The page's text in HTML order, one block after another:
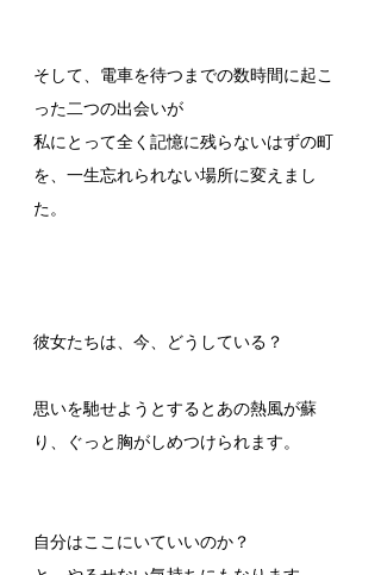
そして、電車を待つまでの数時間に起こ
った二つの出会いが
私にとって全く記憶に残らないはずの町
を、一生忘れられない場所に変えまし
た。
彼女たちは、今、どうしている？
思いを馳せようとするとあの熱風が蘇
り、ぐっと胸がしめつけられます。
自分はここにいていいのか？